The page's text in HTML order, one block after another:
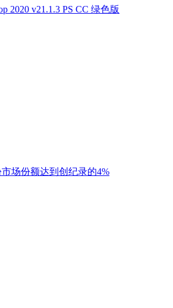
2020 v21.1.3 PS CC 绿色版
市场份额达到创纪录的4%